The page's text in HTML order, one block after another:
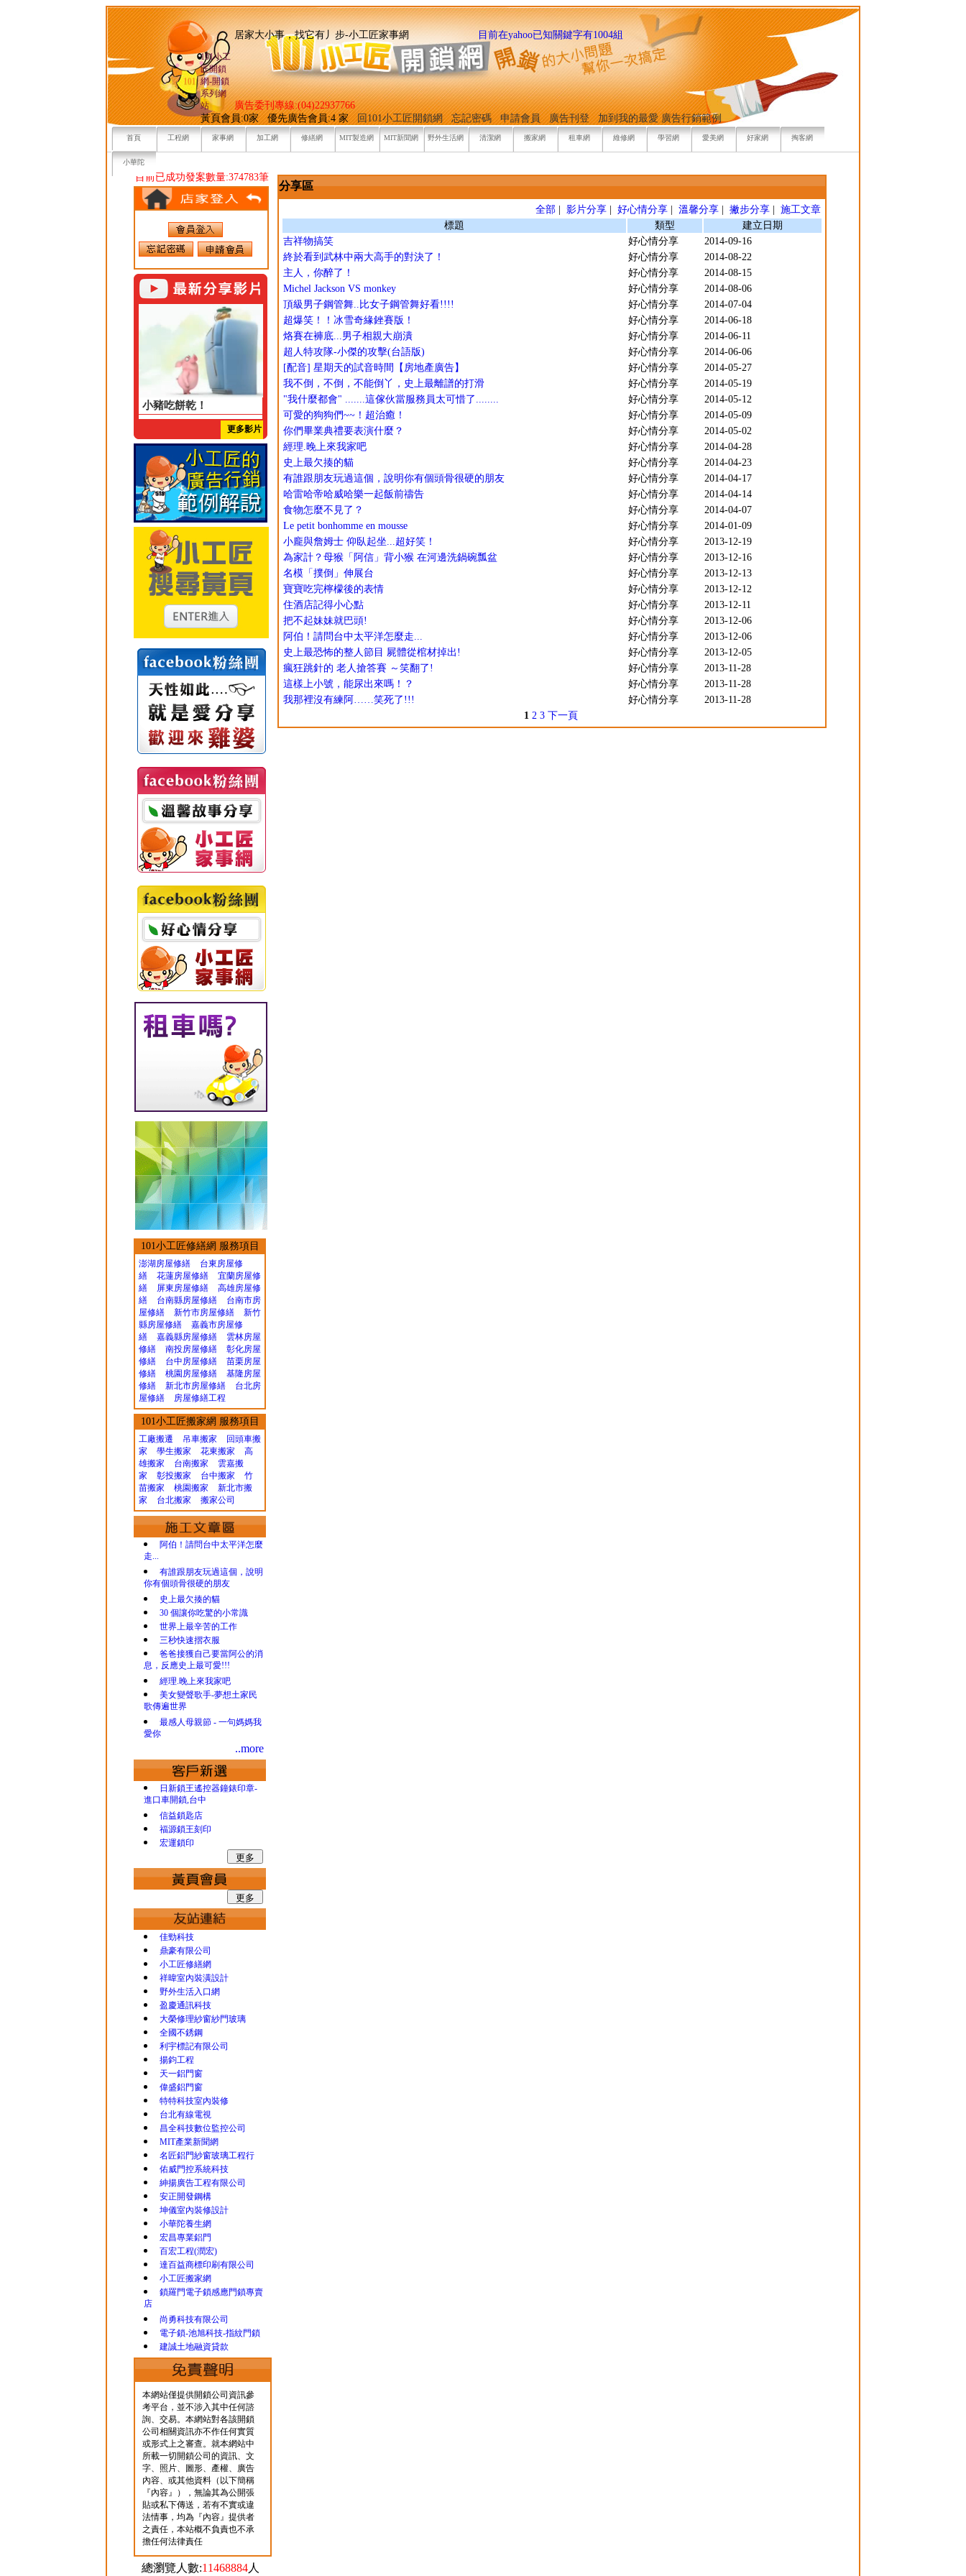
101小工
匠開鎖
網-開鎖
系列網
站
居家大小事，找它有丿步-小工匠家事網 目前在yahoo已知關鍵字有1004組
廣告委刊專線:(04)22937766
黃頁會員:0家 優先廣告會員:4 家回101小工匠開鎖網 忘記密碼 申請會員 廣告刊登 加到我的最愛 廣告行銷範例
首頁 工程網 家事網 加工網 修繕網 MIT製造網 MIT新聞網 野外生活網 清潔網 搬家網 租車網 維修網 學習網 愛美網 好家網 掏客網
小華陀
目前已成功發案數量:374783筆
小豬吃餅乾！
更多影片
101小工匠修繕網 服務項目
澎湖房屋修繕
台東房屋修
繕
花蓮房屋修繕
宜蘭房屋修
繕
屏東房屋修繕
高雄房屋修
繕
台南縣房屋修繕
台南市房
屋修繕
新竹市房屋修繕
新竹
縣房屋修繕
嘉義市房屋修
繕
嘉義縣房屋修繕
雲林房屋
修繕
南投房屋修繕
彰化房屋
修繕
台中房屋修繕
苗栗房屋
修繕
桃園房屋修繕
基隆房屋
修繕
新北市房屋修繕
台北房
屋修繕
房屋修繕工程
101小工匠搬家網 服務項目
工廠搬遷 吊車搬家
回頭車搬
家
學生搬家 花東搬家
高
雄搬家
台南搬家
雲嘉搬
家
彰投搬家 台中搬家
竹
苗搬家
桃園搬家
新北市搬
家
台北搬家 搬家公司
阿伯！請問台中太平洋怎麼
走...
有誰跟朋友玩過這個，說明
你有個頭骨很硬的朋友
史上最欠揍的貓
30 個讓你吃驚的小常識
世界上最辛苦的工作
三秒快速摺衣服
爸爸接獲自己要當阿公的消
息，反應史上最可愛!!!
經理.晚上來我家吧
美女變聲歌手-夢想土家民
歌傳遍世界
最感人母親節 - 一句媽媽我
愛你
..more
日新鎖王遙控器鐘錶印章-
進口車開鎖,台中
信益鎖匙店
福源鎖王刻印
宏運鎖印
佳勁科技
鼎豪有限公司
小工匠修繕網
祥暐室內裝潢設計
野外生活入口網
盈慶通訊科技
大榮修理紗窗紗門玻璃
全國不銹鋼
利宇標記有限公司
揚鈞工程
天一鋁門窗
偉盛鋁門窗
特特科技室內裝修
台北有線電視
昌全科技數位監控公司
MIT產業新聞網
名匠鋁門紗窗玻璃工程行
佑威門控系統科技
紳揚廣告工程有限公司
安正開發鋼構
坤儀室內裝修設計
小華陀養生網
宏昌專業鋁門
百宏工程(潤宏)
達百益商標印刷有限公司
小工匠搬家網
鎖羅門電子鎖感應門鎖專賣
店
尚勇科技有限公司
電子鎖-池旭科技-指紋門鎖
建誠土地融資貸款
本網站僅提供開鎖公司資訊參
考平台，並不涉入其中任何諮
詢、交易。本網站對各該開鎖
公司相關資訊亦不作任何實質
或形式上之審查。就本網站中
所載一切開鎖公司的資訊、文
字、照片、圖形、產權、廣告
內容、或其他資料（以下簡稱
『內容』），無論其為公開張
貼或私下傳送，若有不實或違
法情事，均為『內容』提供者
之責任，本站概不負責也不承
擔任何法律責任
總瀏覽人數:11468884人
分享區
全部 影片分享 好心情分享 溫馨分享 撇步分享
施工文章
標題
類型
建立日期
吉祥物搞笑
好心情分享
2014-09-16
終於看到武林中兩大高手的對決了！
好心情分享
2014-08-22
主人，你醉了！
好心情分享
2014-08-15
Michel Jackson VS monkey
好心情分享
2014-08-06
頂級男子鋼管舞..比女子鋼管舞好看!!!!
好心情分享
2014-07-04
超爆笑！！冰雪奇緣銼賽版！
好心情分享
2014-06-18
烙賽在褲底...男子相親大崩潰
好心情分享
2014-06-11
超人特攻隊-小傑的攻擊(台語版)
好心情分享
2014-06-06
[配音] 星期天的試音時間【房地產廣告】
好心情分享
2014-05-27
我不倒，不倒，不能倒丫，史上最離譜的打滑
好心情分享
2014-05-19
"我什麼都會" .......這傢伙當服務員太可惜了........
好心情分享
2014-05-12
可愛的狗狗們~~！超治癒！
好心情分享
2014-05-09
你們畢業典禮要表演什麼？
好心情分享
2014-05-02
經理.晚上來我家吧
好心情分享
2014-04-28
史上最欠揍的貓
好心情分享
2014-04-23
有誰跟朋友玩過這個，說明你有個頭骨很硬的朋友
好心情分享
2014-04-17
哈雷哈帝哈威哈樂一起飯前禱告
好心情分享
2014-04-14
食物怎麼不見了？
好心情分享
2014-04-07
Le petit bonhomme en mousse
好心情分享
2014-01-09
小龐與詹姆士 仰臥起坐...超好笑！
好心情分享
2013-12-19
為家計？母猴「阿信」背小猴 在河邊洗鍋碗瓢盆
好心情分享
2013-12-16
名模「撲倒」伸展台
好心情分享
2013-12-13
寶寶吃完檸檬後的表情
好心情分享
2013-12-12
住酒店記得小心點
好心情分享
2013-12-11
把不起妹妹就巴頭!
好心情分享
2013-12-06
阿伯！請問台中太平洋怎麼走...
好心情分享
2013-12-06
史上最恐怖的整人節目 屍體從棺材掉出!
好心情分享
2013-12-05
瘋狂跳針的 老人搶答賽 ～笑翻了!
好心情分享
2013-11-28
這樣上小號，能尿出來嗎！？
好心情分享
2013-11-28
我那裡沒有練阿……笑死了!!!
好心情分享
2013-11-28
1 2 3 下一頁